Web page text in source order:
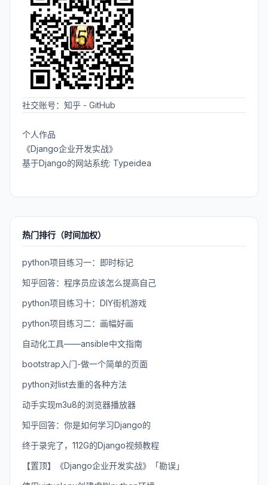
社交账号： 知乎 - GitHub
个人作品
《Django企业开发实战》
基于Django的网站系统: Typeidea
热门排行（时间加权）
python项目练习一：即时标记
知乎回答：程序员应该怎么提高自己
python项目练习十：DIY街机游戏
python项目练习二：画幅好画
自动化工具——ansible中文指南
bootstrap入门-做一个简单的页面
python对list去重的各种方法
动手实现m3u8的浏览器播放器
知乎回答：你是如何学习Django的
终于录完了，112G的Django视频教程
【置顶】《Django企业开发实战》「勘误」